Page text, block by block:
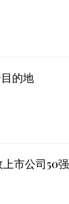
的地
市公司50强